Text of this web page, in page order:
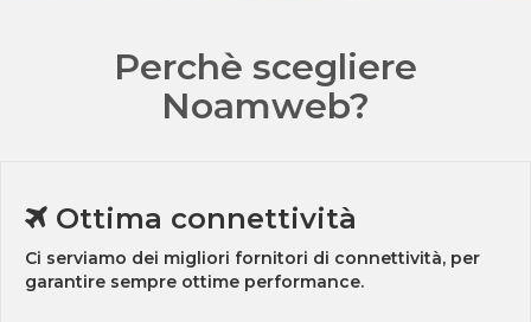
Perchè scegliere
Noamweb?
Ottima connettività
Ci serviamo dei migliori fornitori di connettività, per
garantire sempre ottime performance.